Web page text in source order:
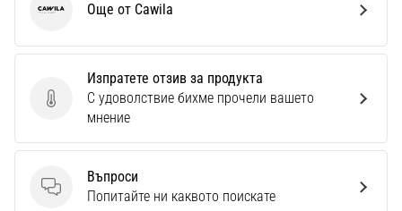
Изпратете отзив за продукта
Изпратете отзив за продукта
С удоволствие бихме прочели вашето
мнение
Въпроси
Въпроси
Попитайте ни каквото поискате
Cawila Още от Cawila